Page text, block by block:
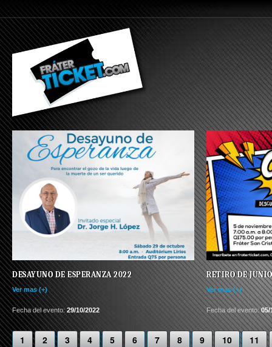
DESAYUNO DE ESPERANZA 2022
Ver mas (+)
Fecha del evento:29/10/2022
RETIRO DE
Ver mas (+)
Fecha del evento:05/
1 2 3 4 5 6 7 8 9 10 11